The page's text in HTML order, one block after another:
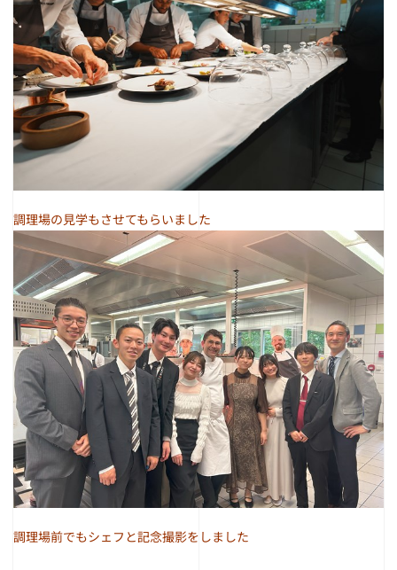
調理場の見学もさせてもらいました
調理場前でもシェフと記念撮影をしました